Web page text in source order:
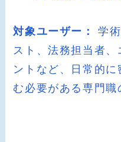
対象ユーザー：
学
スト、法務担当者、
ントなど、日常的
む必要がある専門職